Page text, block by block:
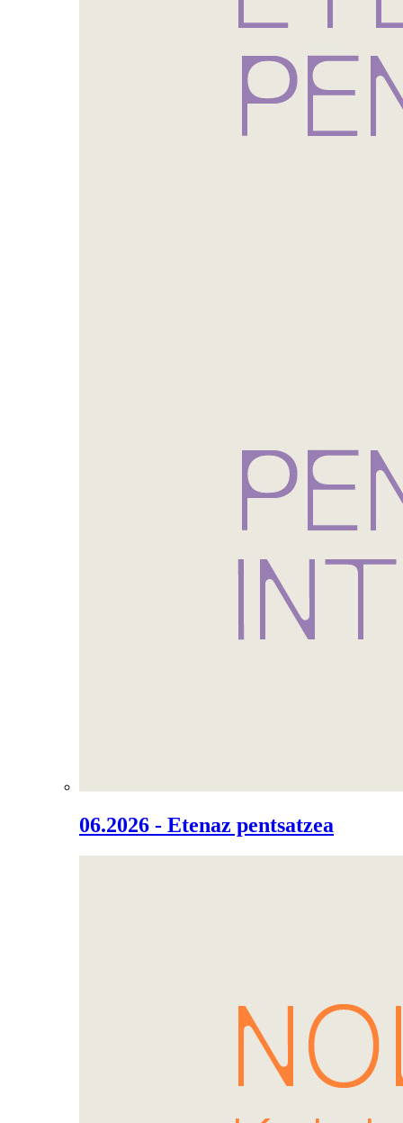
06.2026 - Etenaz pentsatzea